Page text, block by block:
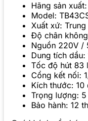
Hãng sản
Model:
Xuất xứ:
Độ chân
Nguồn 220V /
Dung tích dầu:
Tốc độ hút 83
Cổng kết nối:
Kích thước:
Trọng lượng:
Bảo hành: 12